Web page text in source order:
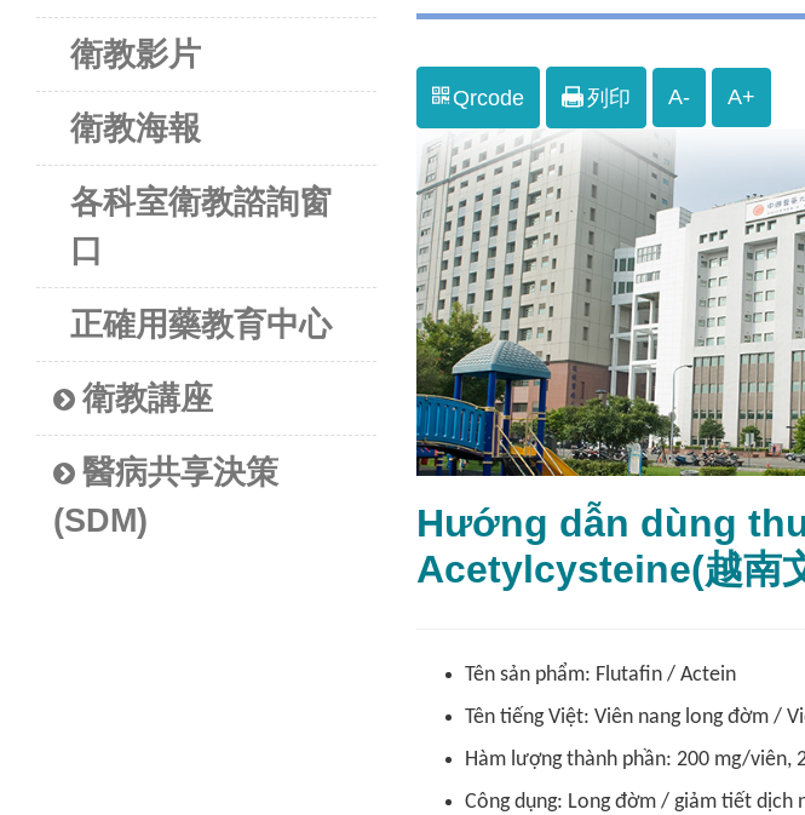
衛教影片
衛教海報
各科室衛教諮詢窗
口
正確用藥教育中心
衛教講座
醫病共享決策
(SDM)
Qrcode 列印 A- A+
Hướng dẫn dùng
Acetylcysteine(越南
Tên sản phẩm: Flutafin / Actein
Tên tiếng Việt: Viên nang long đờm /
Hàm lượng thành phần: 200 mg/viên,
Công dụng: Long đờm / giảm tiết dịch